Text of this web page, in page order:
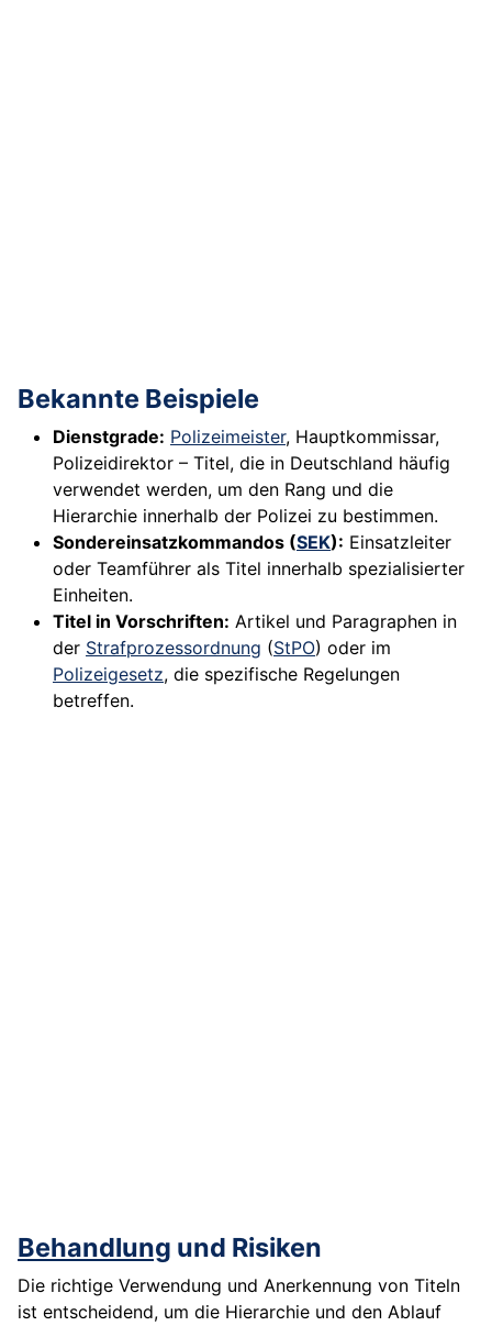
Bekannte Beispiele
Dienstgrade: Polizeimeister, Hauptkommissar,
Polizeidirektor – Titel, die in Deutschland häufig
verwendet werden, um den Rang und die
Hierarchie innerhalb der Polizei zu bestimmen.
Sondereinsatzkommandos (SEK): Einsatzleiter
oder Teamführer als Titel innerhalb spezialisierter
Einheiten.
Titel in Vorschriften: Artikel und Paragraphen in
der Strafprozessordnung (StPO) oder im
Polizeigesetz, die spezifische Regelungen
betreffen.
Behandlung und Risiken
Die richtige Verwendung und Anerkennung von Titeln
ist entscheidend, um die Hierarchie und den Ablauf